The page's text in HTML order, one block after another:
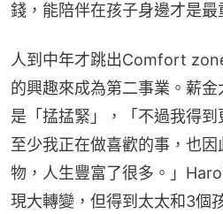
錢，能陪伴在孩子身邊才是最
人到中年才跳出Comfort
的興趣來成為第二事業。薪
是「掹掹緊」，「不過我得到
至少我正在做喜歡的事，也
物，人生豐富了很多。」
現大轉變，但得到太太和3個